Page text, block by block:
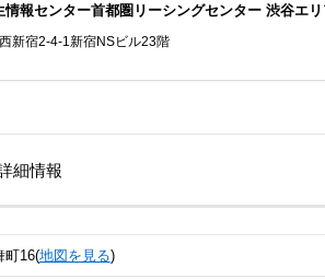
情報センター首都圏リーシングセンター 渋谷エ
新宿2-4-1新宿NSビル23階
細情報
町16(地図を見る)